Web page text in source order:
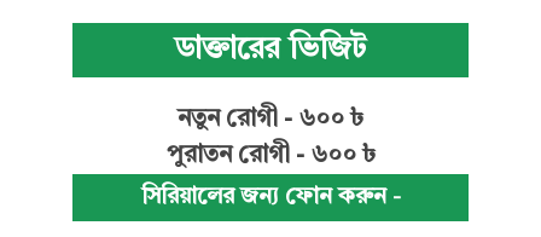
ডাক্তারের ভিজিট
নতুন রোগী - ৬০০ ৳
পুরাতন রোগী - ৬০০ ৳
সিরিয়ালের জন্য ফোন করুন -